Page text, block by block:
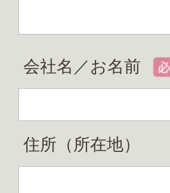
会社名／お名前
住所（所在地）